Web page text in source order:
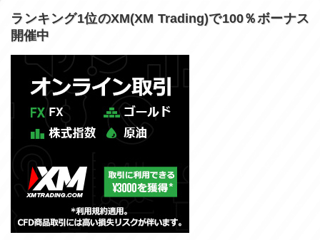
ランキング1位のXM(XM Trading)で100％ボーナス
開催中